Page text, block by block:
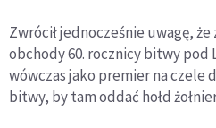
Zwrócił jednocześnie uwagę,
obchody 60. rocznicy bitwy pod
wówczas jako premier na czele
bitwy, by tam oddać hołd